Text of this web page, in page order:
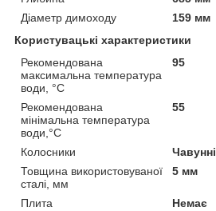
Діаметр димоходу
159 мм
Користувацькі характеристики
Рекомендована
максимальна температура
води, °C
95
Рекомендована
мінімальна температура
води,°C
55
Колосники
Чавунні
Товщина використовуваної
сталі, мм
5 мм
Плита
Немає